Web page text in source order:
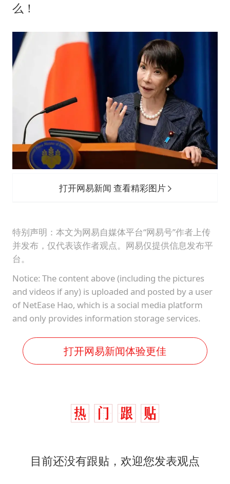
么！
打开网易新闻 查看精彩图片
特别声明：本文为网易自媒体平台“网易号”作者上传
并发布，仅代表该作者观点。网易仅提供信息发布平
台。
Notice: The content above (including the pictures
and videos if any) is uploaded and posted by a user
of NetEase Hao, which is a social media platform
and only provides information storage services.
打开网易新闻体验更佳
目前还没有跟贴，欢迎您发表观点